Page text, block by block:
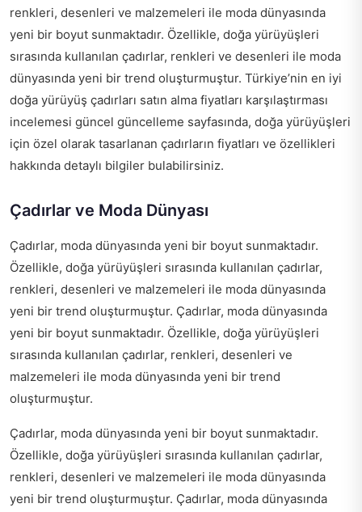
renkleri, desenleri ve malzemeleri ile moda dünyasında
yeni bir boyut sunmaktadır. Özellikle, doğa yürüyüşleri
sırasında kullanılan çadırlar, renkleri ve desenleri ile moda
dünyasında yeni bir trend oluşturmuştur. Türkiye’nin en iyi
doğa yürüyüş çadırları satın alma fiyatları karşılaştırması
incelemesi güncel güncelleme sayfasında, doğa yürüyüşleri
için özel olarak tasarlanan çadırların fiyatları ve özellikleri
hakkında detaylı bilgiler bulabilirsiniz.
Çadırlar ve Moda Dünyası
Çadırlar, moda dünyasında yeni bir boyut sunmaktadır.
Özellikle, doğa yürüyüşleri sırasında kullanılan çadırlar,
renkleri, desenleri ve malzemeleri ile moda dünyasında
yeni bir trend oluşturmuştur. Çadırlar, moda dünyasında
yeni bir boyut sunmaktadır. Özellikle, doğa yürüyüşleri
sırasında kullanılan çadırlar, renkleri, desenleri ve
malzemeleri ile moda dünyasında yeni bir trend
oluşturmuştur.
Çadırlar, moda dünyasında yeni bir boyut sunmaktadır.
Özellikle, doğa yürüyüşleri sırasında kullanılan çadırlar,
renkleri, desenleri ve malzemeleri ile moda dünyasında
yeni bir trend oluşturmuştur. Çadırlar, moda dünyasında